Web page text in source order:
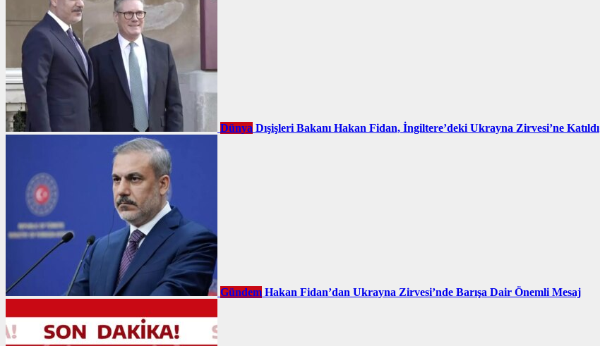
Dünya Dışişleri Bakanı Hakan Fidan, İngiltere’deki Ukrayna Zirvesi’ne Katıldı
Gündem Hakan Fidan’dan Ukrayna Zirvesi’nde Barışa Dair Önemli Mesaj